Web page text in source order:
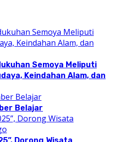
Semoya Meliputi
Keindahan Alam, dan
Belajar